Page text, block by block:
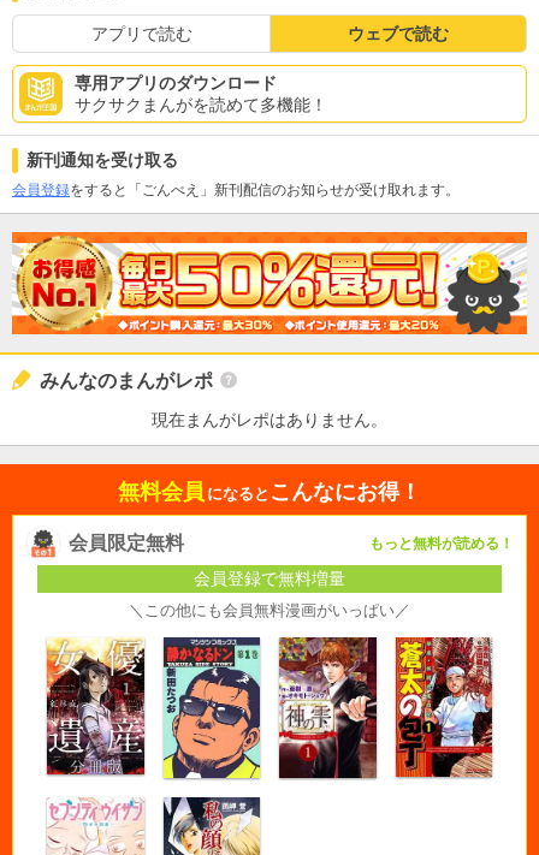
アプリで読む ウェブで読む
専用アプリのダウンロード
サクサクまんがを読めて多機能！
新刊通知を受け取る
会員登録をすると「ごんべえ」新刊配信のお知らせが受け取れます。
みんなのまんがレポ
現在まんがレポはありません。
無料会員 になると こんなにお得！
会員限定無料 もっと無料が読める！
会員登録で無料増量
＼この他にも会員無料漫画がいっぱい／